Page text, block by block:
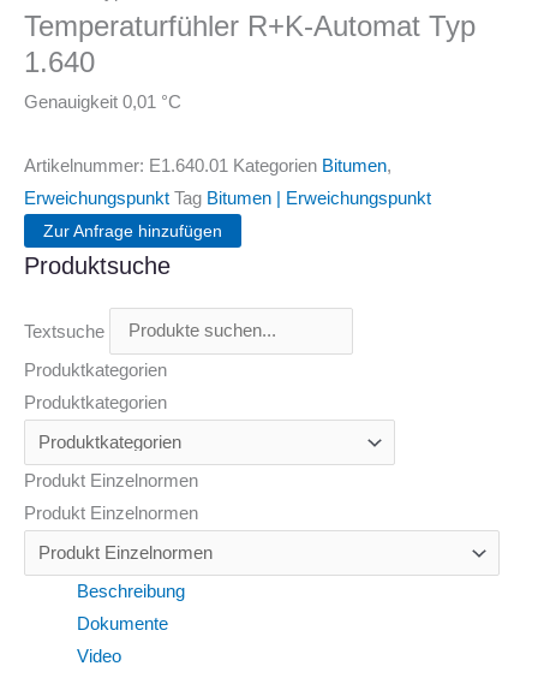
Temperaturfühler R+K-Automat Typ
1.640
Genauigkeit 0,01 °C
Artikelnummer: E1.640.01 Kategorien Bitumen,
Erweichungspunkt Tag Bitumen | Erweichungspunkt
Zur Anfrage hinzufügen
Produktsuche
Textsuche
Produktkategorien
Produktkategorien
Produkt Einzelnormen
Produkt Einzelnormen
Beschreibung
Dokumente
Video